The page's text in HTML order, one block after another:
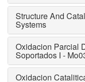
Structure And
Systems
Oxidacion Parcial
Soportados I -
Oxidacion